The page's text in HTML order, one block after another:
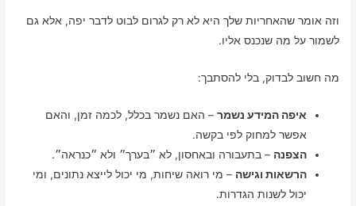
וזה אומר שהאחריות שלך היא לא רק לגרום לבוט לדבר יפה, אלא גם
לשמור על מה שנכנס אליו.
מה חשוב לבדוק, בלי להסתבך:
איפה המידע נשמר – האם נשמר בכלל, לכמה זמן, והאם
אפשר למחוק לפי בקשה.
הצפנה – בתעבורה ובאחסון, לא ״בערך״ ולא ״כנראה״.
הרשאות וגישה – מי רואה שיחות, מי יכול לייצא נתונים, ומי
יכול לשנות הגדרות.